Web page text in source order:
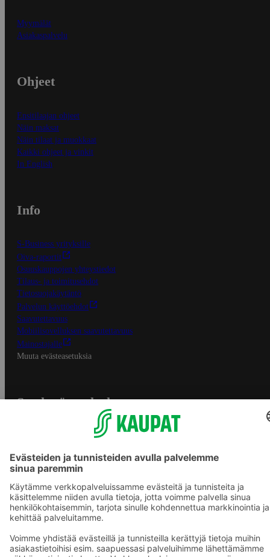
Myymälät
Asiakaspalvelu
Ohjeet
Ensitilaajan ohjeet
Näin maksat
Näin tilaat ja muokkaat
Kaikki ohjeet ja vinkit
In English
Info
S-Business yrityksille
Oiva-raportit
Osuuskauppojen yhteystiedot
Tilaus- ja toimitusehdot
Tietosuojakäytäntö
Palvelun käyttöehdot
Saavutettavuus
Mobiilisovelluksen saavutettavuus
Mainostajalle
Muuta evästeasetuksia
S-ryhmän palvelut
Yhteishyvä Ruoka -sovellus
S-ostoslista -sovellus
Prisma.fi
Sokos.fi
S-Pankki
Sokos Hotels